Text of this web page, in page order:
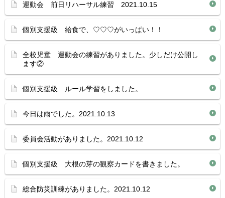
運動会 前日リハーサル練習 2021.10.15
個別支援級 給食で、♡♡♡がいっぱい！！
全校児童 運動会の練習がありました。少しだけ公開し
ます②
個別支援級 ルール学習をしました。
今日は雨でした。2021.10.13
委員会活動がありました。2021.10.12
個別支援級 大根の芽の観察カードを書きました。
総合防災訓練がありました。2021.10.12